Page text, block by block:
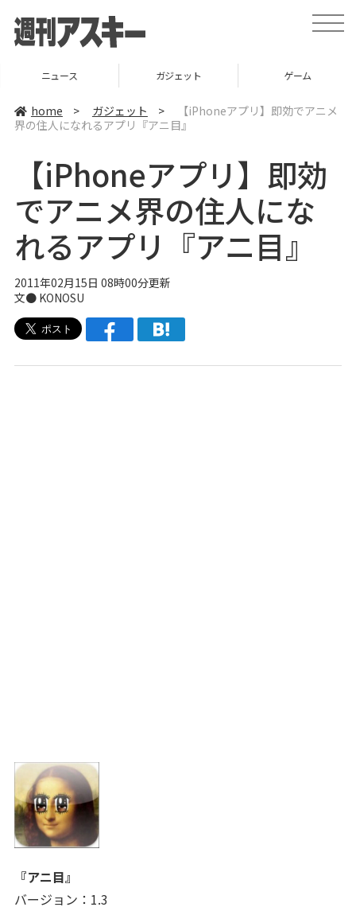
t
o
v
ニュース ガジェット ゲーム
home > ガジェット >
【iPhoneアプリ】即効でアニメ
界の住人になれるアプリ『アニ目』
【iPhoneアプリ】即効
でアニメ界の住人にな
れるアプリ『アニ目』
2011年02月15日 08時00分更新
文● KONOSU
『アニ目』
バージョン：1.3